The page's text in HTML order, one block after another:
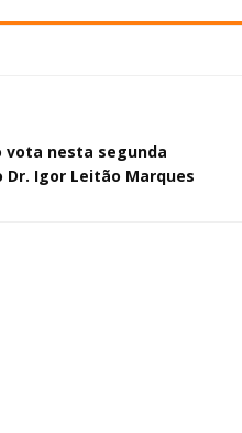
vota nesta segunda
Igor Leitão Marques